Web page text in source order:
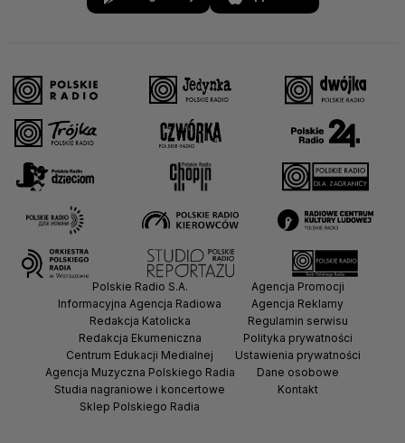
Polskie Radio S.A.
Informacyjna Agencja Radiowa
Redakcja Katolicka
Redakcja Ekumeniczna
Centrum Edukacji Medialnej
Agencja Muzyczna Polskiego Radia
Studia nagraniowe i koncertowe
Sklep Polskiego Radia
Agencja Promocji
Agencja Reklamy
Regulamin serwisu
Polityka prywatności
Ustawienia prywatności
Dane osobowe
Kontakt